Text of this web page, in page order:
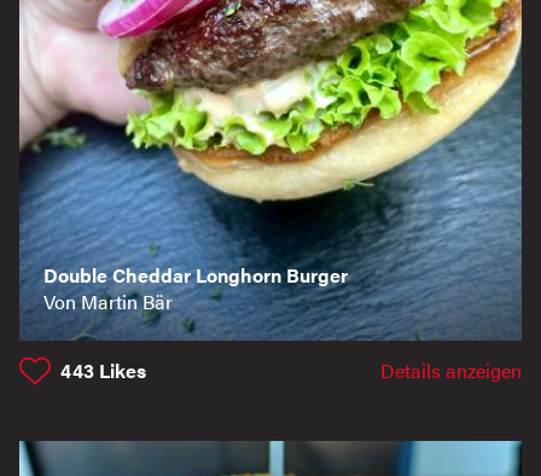
Double Cheddar Longhorn Burger
Von Martin Bär
443 Likes Details anzeigen